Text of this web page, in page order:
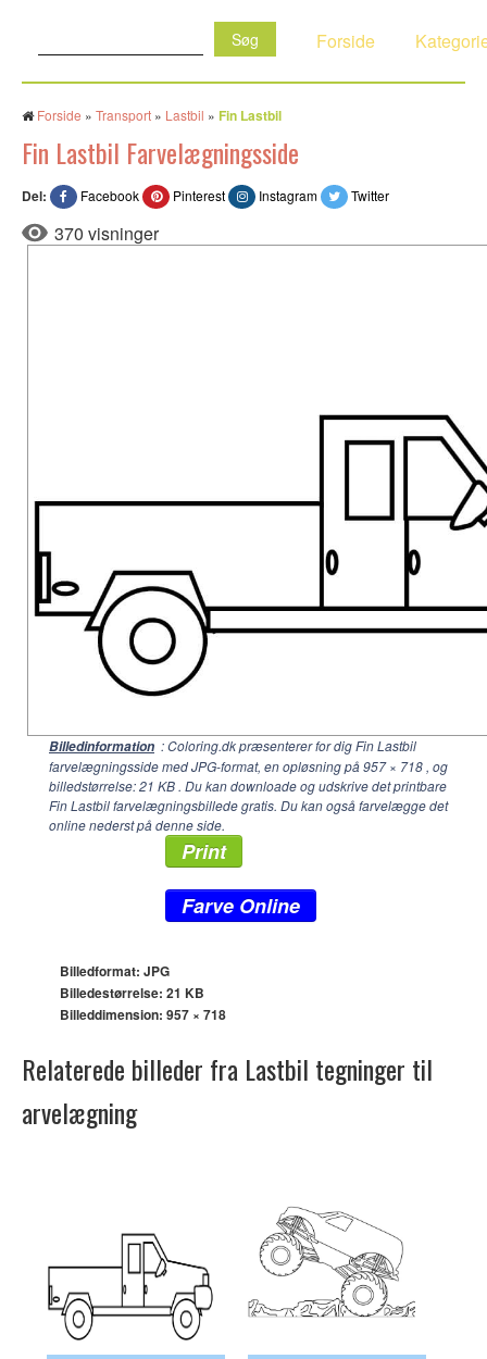
Forside
Forside » Transport » Lastbil » Fin Lastbil
Fin Lastbil Farvelægningsside
Del: Facebook Pinterest Instagram Twitter
370 visninger
Billedinformation : Coloring.dk præsenterer for dig Fin Lastbil
farvelægningsside med JPG-format, en opløsning på957 × 718 , og
billedstørrelse: 21 KB . Du kan downloade og udskrive det printbare
Fin Lastbil farvelægningsbillede gratis. Du kan også farvelægge det
online nederst på denne side.
Print
Farve Online
Billedformat: JPG
Billedestørrelse: 21 KB
Billeddimension: 957 × 718
Relaterede billeder fra Lastbil tegninger til
arvelægning